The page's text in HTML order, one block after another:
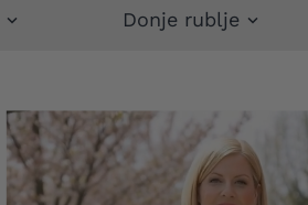
Donje rublje